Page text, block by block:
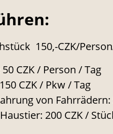
150,-CZK/
CZK / Person / Tag
CZK / Pkw / Tag
von Fahrrädern:
200 CZK /